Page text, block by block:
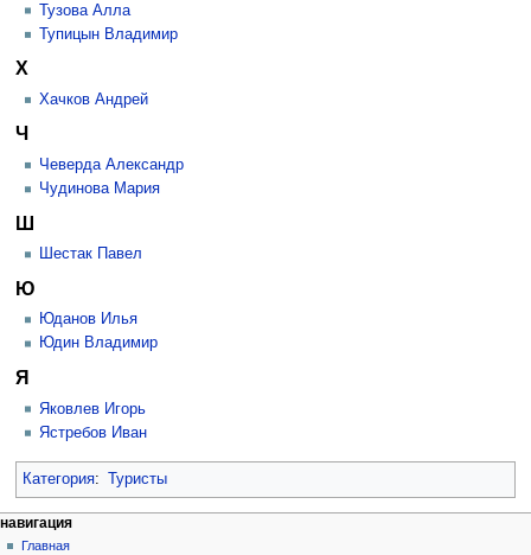
Тузова Алла
Тупицын Владимир
Х
Хачков Андрей
Ч
Чеверда Александр
Чудинова Мария
Ш
Шестак Павел
Ю
Юданов Илья
Юдин Владимир
Я
Яковлев Игорь
Ястребов Иван
Категория: Туристы
Н
действия на странице
категория
персональные инструменты
создать
навигация
Главная